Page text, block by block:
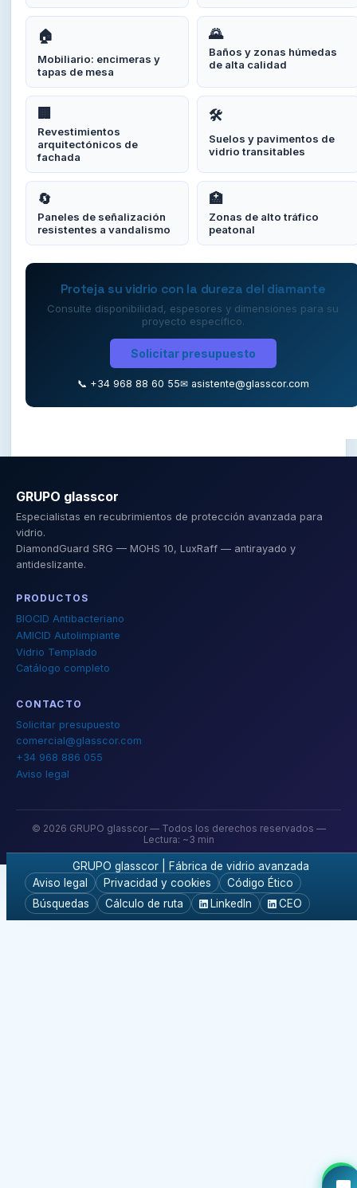
✔
🏠
Mobiliario: encimeras y
tapas de mesa
🌄
Baños y zonas húmedas
de alta calidad
🏢
Revestimientos
arquitectónicos de
fachada
🛠
Suelos y pavimentos de
vidrio transitables
🔄
Paneles de señalización
resistentes a vandalismo
🏥
Zonas de alto tráfico
peatonal
Proteja su vidrio con la dureza del diamante
Consulte disponibilidad, espesores y dimensiones para su
proyecto específico.
Solicitar presupuesto
📞 +34 968 88 60 55✉ asistente@glasscor.com
GRUPO glasscor
Especialistas en recubrimientos de protección avanzada para
vidrio.
DiamondGuard SRG — MOHS 10, LuxRaff — antirayado y
antideslizante.
PRODUCTOS
BIOCID Antibacteriano
AMICID Autolimpiante
Vidrio Templado
Catálogo completo
CONTACTO
Solicitar presupuesto
comercial@glasscor.com
+34 968 886 055
Aviso legal
© 2026 GRUPO glasscor — Todos los derechos reservados —
Lectura: ~3 min
GRUPO glasscor | Fábrica de vidrio avanzada
Aviso legal
Privacidad y cookies
Código Ético
Búsquedas
Cálculo de ruta LinkedIn CEO